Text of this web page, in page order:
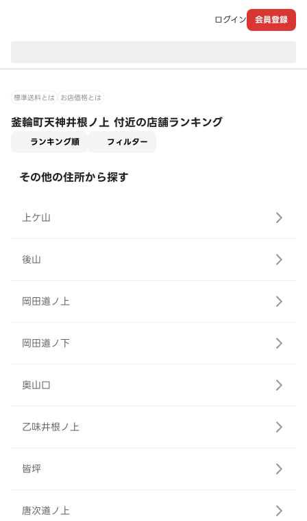
ログイン 会員登録
標準送料とは お店価格とは
釜輪町天神井根ノ上 付近の店舗ランキング
ランキング順 フィルター
その他の住所から探す
上ケ山
後山
岡田道ノ上
岡田道ノ下
奥山口
乙味井根ノ上
皆坪
唐次道ノ上